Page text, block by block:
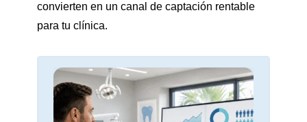
convierten en un canal de captación rentable
para tu clínica.